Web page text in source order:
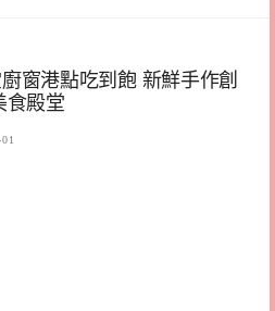
窗港點吃到飽 新鮮手作創
食殿堂